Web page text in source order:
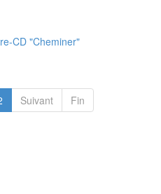
CD "Cheminer"
Suivant Fin